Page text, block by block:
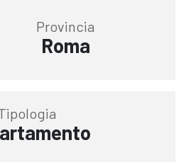
Provincia
Roma